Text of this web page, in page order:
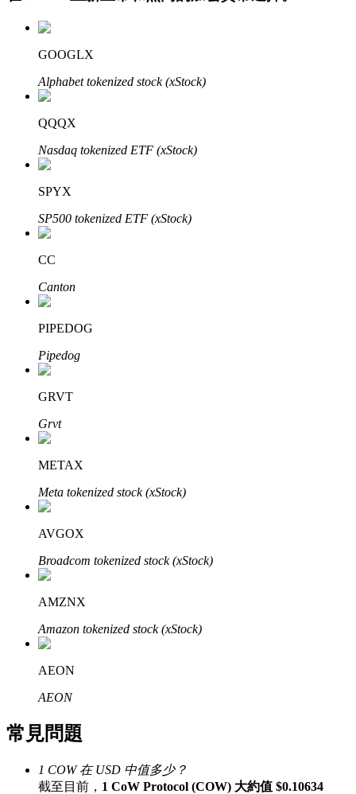
定投理财
了解如何賺取穩定收入
Bitrue
合夥人計劃
Bitrue渠道合伙人
最高達65%佣金！
GOOGLX
Alphabet tokenized stock (xStock)
QQQX
Nasdaq tokenized ETF (xStock)
SPYX
SP500 tokenized ETF (xStock)
CC
Canton
PIPEDOG
Pipedog
GRVT
Grvt
METAX
Meta tokenized stock (xStock)
AVGOX
Broadcom tokenized stock (xStock)
AMZNX
Amazon tokenized stock (xStock)
AEON
AEON
常見問題
1 COW 在 USD 中值多少？
截至目前， 1 CoW Protocol (COW) 大約值 $0.10634